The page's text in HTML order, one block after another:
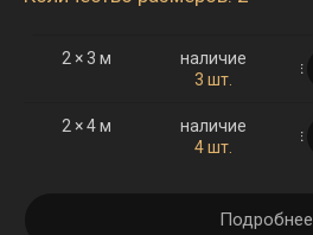
2 × 3 м
наличие
3 шт.
в корзине
2 × 4 м
наличие
4 шт.
в корзине
Подробнее